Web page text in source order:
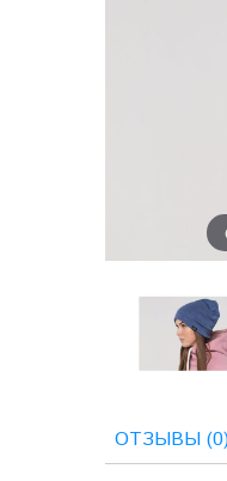
ОТЗЫВЫ